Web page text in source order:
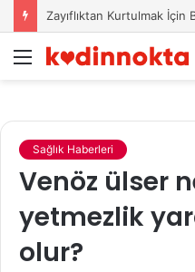
Zayıflıktan Kurtulmak İçin
Menü
Sağlık Haberleri
Venöz ülser
yetmezlik
olur?